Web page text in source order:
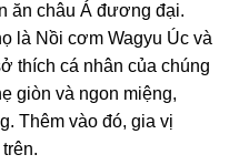
ăn châu Á đương đại.
là Nồi cơm Wagyu Úc và
thích cá nhân của chúng
giòn và ngon miệng,
Thêm vào đó, gia vị